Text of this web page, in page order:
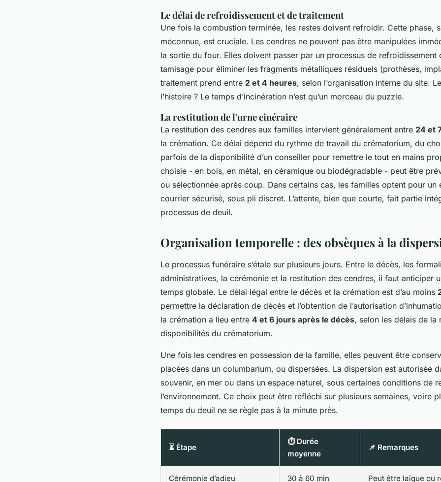
Le délai de refroidissement et de traitement
Une fois la combustion terminée, les restes doivent refroidir. Cette phase,
méconnue, est cruciale. Les cendres ne peuvent pas être manipulées
la sortie du four. Elles doivent passer par un processus de refroidissement
tamisage pour éliminer les fragments métalliques résiduels (prothèses,
traitement prend entre 2 et 4 heures, selon l’organisation interne du site.
l’histoire ? Le temps d’incinération n’est qu’un morceau du puzzle.
La restitution de l'urne cinéraire
La restitution des cendres aux familles intervient généralement entre 24 et
la crémation. Ce délai dépend du rythme de travail du crématorium, du
parfois de la disponibilité d’un conseiller pour remettre le tout en mains
choisie - en bois, en métal, en céramique ou biodégradable - peut être
ou sélectionnée après coup. Dans certains cas, les familles optent pour un
courrier sécurisé, sous pli discret. L’attente, bien que courte, fait partie
processus de deuil.
Organisation temporelle : des obsèques à la
Le processus funéraire s’étale sur plusieurs jours. Entre le décès, les
administratives, la cérémonie et la restitution des cendres, il faut anticiper
temps globale. Le délai légal entre le décès et la crémation est d’au moins
permettre la déclaration de décès et l’obtention de l’autorisation
la crémation a lieu entre 4 et 6 jours après le décès, selon les délais de la
disponibilités du crématorium.
Une fois les cendres en possession de la famille, elles peuvent être
placées dans un columbarium, ou dispersées. La dispersion est autorisée
souvenir, en mer ou dans un espace naturel, sous certaines conditions de
l’environnement. Ce choix peut être réfléchi sur plusieurs semaines, voire
temps du deuil ne se règle pas à la minute près.
⏳ Étape
⏱️ Durée
moyenne
📌 Remarques
Cérémonie d’adieu 30 à 60 min Peut être laïque ou